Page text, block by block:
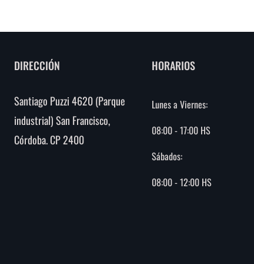
DIRECCIÓN
Santiago Puzzi 4620 (Parque
industrial) San Francisco,
Córdoba. CP 2400
HORARIOS
Lunes a Viernes:
08:00 - 17:00 HS
Sábados:
08:00 - 12:00 HS